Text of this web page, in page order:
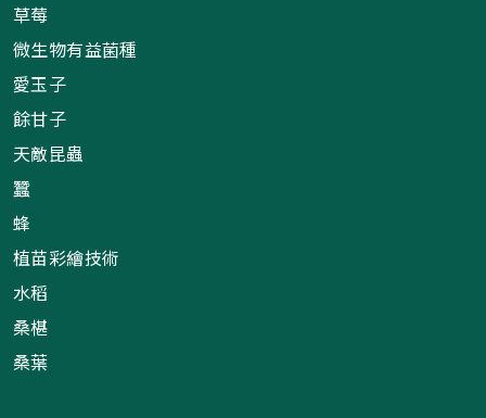
草莓
微生物有益菌種
愛玉子
餘甘子
天敵昆蟲
蠶
蜂
植苗彩繪技術
水稻
桑椹
桑葉